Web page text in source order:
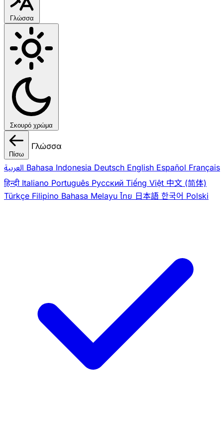
Γλώσσα
Σκουρό χρώμα
Πίσω
Γλώσσα
Bahasa Indonesia Deutsch English Español Français
हिन्दी Italiano Português Pусский Tiếng Việt 中文 (简体)
Türkçe Filipino Bahasa Melayu ไทย 日本語 한국어 Polski